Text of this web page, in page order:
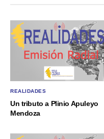
REALIDADES
Un tributo a Plinio Apuleyo
Mendoza